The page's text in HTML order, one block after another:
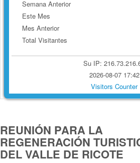
Semana Anterior
Este Mes
Mes Anterior
Total Visitantes
Su IP:
2026-08-07 17:42
Visitors Counter
REUNIÓN PARA LA
REGENERACIÓN
DEL VALLE DE RICOTE